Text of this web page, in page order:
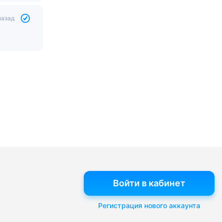
Войти в кабинет
Регистрация нового аккаунта